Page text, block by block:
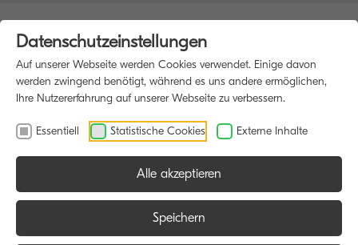
Datenschutzeinstellungen
Auf unserer Webseite werden Cookies verwendet. Einige davon
werden zwingend benötigt, während es uns andere ermöglichen,
Ihre Nutzererfahrung auf unserer Webseite zu verbessern.
Essentiell Statistische Cookies Externe Inhalte
Alle akzeptieren
Speichern